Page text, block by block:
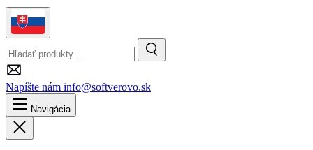
Slovensky
Vyhľadávanie
Napíšte nám info@softverovo.sk
Navigácia
Zavrieť